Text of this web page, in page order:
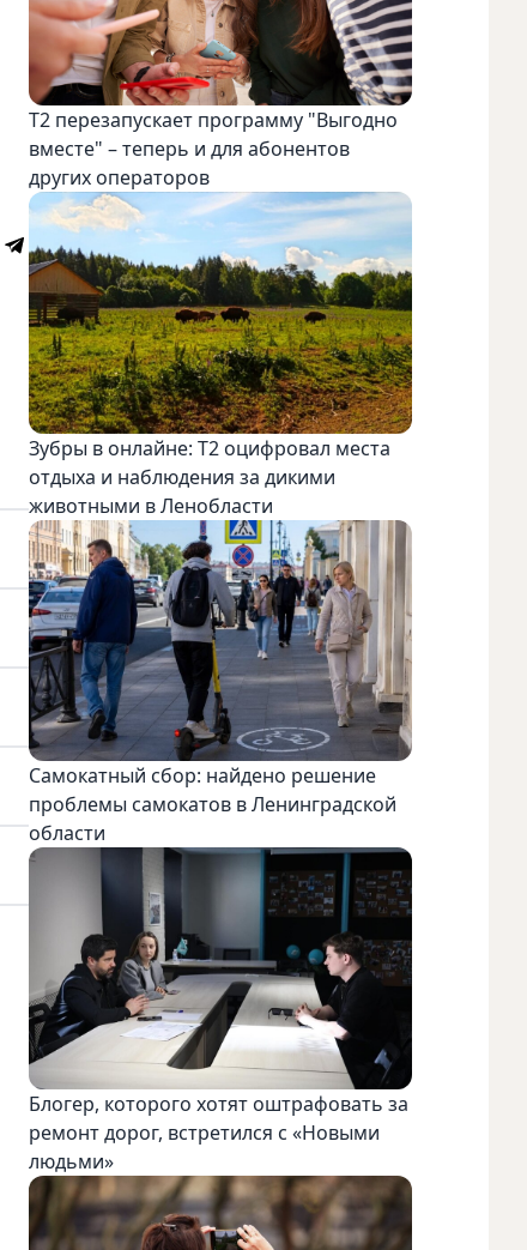
Т2 перезапускает программу "Выгодно
вместе" – теперь и для абонентов
других операторов
Зубры в онлайне: Т2 оцифровал места
отдыха и наблюдения за дикими
животными в Ленобласти
Самокатный сбор: найдено решение
проблемы самокатов в Ленинградской
области
Блогер, которого хотят оштрафовать за
ремонт дорог, встретился с «Новыми
людьми»